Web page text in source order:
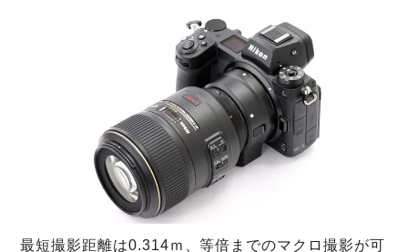
最短撮影距離は0.314ｍ、等倍までのマクロ撮影が可